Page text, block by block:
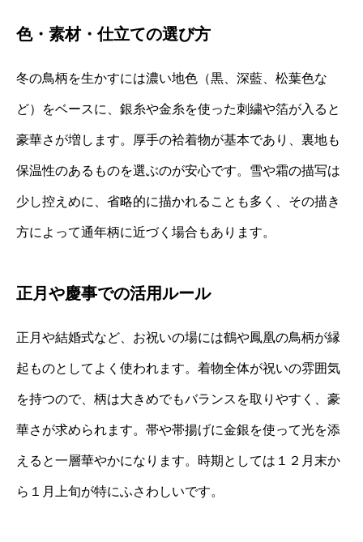
色・素材・仕立ての選び方
冬の鳥柄を生かすには濃い地色（黒、深藍、松葉色な
ど）をベースに、銀糸や金糸を使った刺繍や箔が入ると
豪華さが増します。厚手の袷着物が基本であり、裏地も
保温性のあるものを選ぶのが安心です。雪や霜の描写は
少し控えめに、省略的に描かれることも多く、その描き
方によって通年柄に近づく場合もあります。
正月や慶事での活用ルール
正月や結婚式など、お祝いの場には鶴や鳳凰の鳥柄が縁
起ものとしてよく使われます。着物全体が祝いの雰囲気
を持つので、柄は大きめでもバランスを取りやすく、豪
華さが求められます。帯や帯揚げに金銀を使って光を添
えると一層華やかになります。時期としては１２月末か
ら１月上旬が特にふさわしいです。